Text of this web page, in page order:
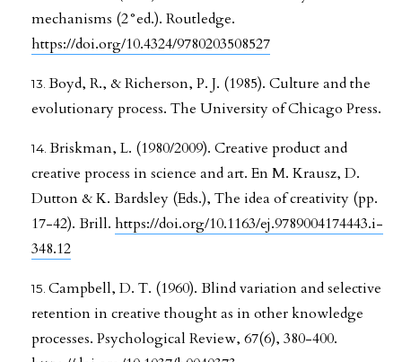
mechanisms (2°ed.). Routledge.
https://doi.org/10.4324/9780203508527
Boyd, R., & Richerson, P. J. (1985). Culture and the
evolutionary process. The University of Chicago Press.
Briskman, L. (1980/2009). Creative product and
creative process in science and art. En M. Krausz, D.
Dutton & K. Bardsley (Eds.), The idea of creativity (pp.
17-42). Brill. https://doi.org/10.1163/ej.9789004174443.i-
348.12
Campbell, D. T. (1960). Blind variation and selective
retention in creative thought as in other knowledge
processes. Psychological Review, 67(6), 380-400.